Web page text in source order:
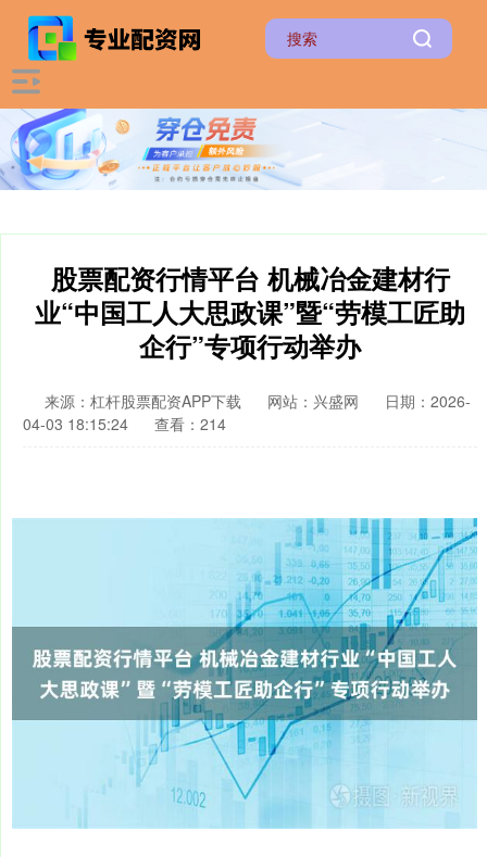
股票配资行情平台 机械冶金建材行
业“中国工人大思政课”暨“劳模工匠助
企行”专项行动举办
来源：杠杆股票配资APP下载 网站：兴盛网
日期：2026-
04-03 18:15:24
查看：214